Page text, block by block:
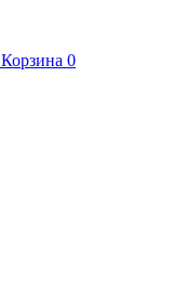
Корзина 0